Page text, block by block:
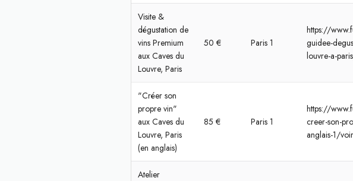
Visite &
dégustation de
vins Premium
aux Caves du
Louvre, Paris
50 € Paris 1
https://
guidee-
louvre-a-
"Créer son
propre vin"
aux Caves du
Louvre, Paris
(en anglais)
85 € Paris 1
https://
creer-son-
anglais-1/voir
Atelier